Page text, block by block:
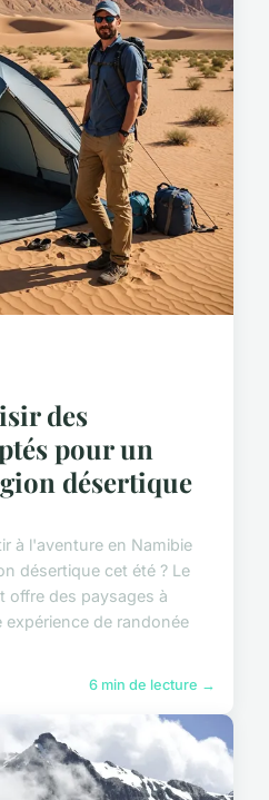
des
pour un
désertique
à l'aventure en Namibie
désertique cet été ? Le
offre des paysages à
de randonée
6 min de lecture →